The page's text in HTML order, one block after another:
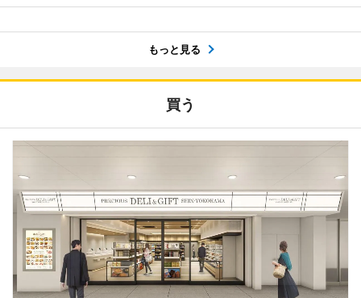
もっと見る
買う